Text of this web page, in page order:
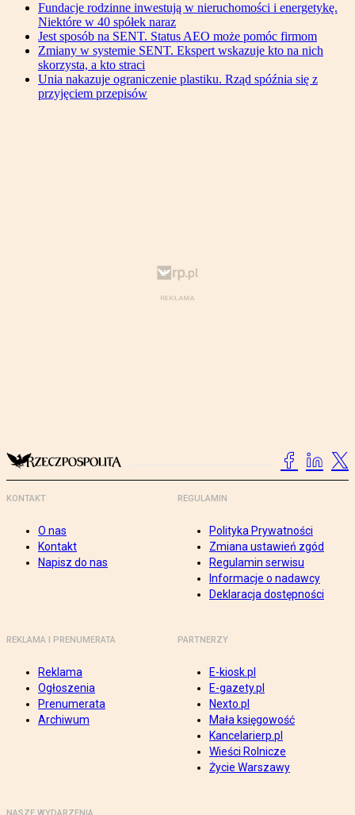
Fundacje rodzinne inwestują w nieruchomości i energetykę.
Niektóre w 40 spółek naraz
Jest sposób na SENT. Status AEO może pomóc firmom
Zmiany w systemie SENT. Ekspert wskazuje kto na nich
skorzysta, a kto straci
Unia nakazuje ograniczenie plastiku. Rząd spóźnia się z
przyjęciem przepisów
KONTAKT
O nas
Kontakt
Napisz do nas
REGULAMIN
Polityka Prywatności
Zmiana ustawień zgód
Regulamin serwisu
Informacje o nadawcy
Deklaracja dostępności
REKLAMA I PRENUMERATA
Reklama
Ogłoszenia
Prenumerata
Archiwum
PARTNERZY
E-kiosk.pl
E-gazety.pl
Nexto.pl
Mała księgowość
Kancelarierp.pl
Wieści Rolnicze
Życie Warszawy